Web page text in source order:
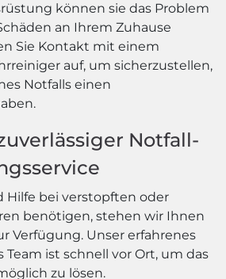
können sie das Problem
an Ihrem Zuhause
Sie Kontakt mit einem
auf, um sicherzustellen,
Notfalls einen
Notfall-
Hilfe bei verstopften oder
benötigen, stehen wir Ihnen
Verfügung. Unser erfahrenes
Team ist schnell vor Ort, um das
zu lösen.